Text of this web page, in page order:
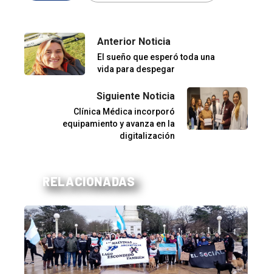
Anterior Noticia
El sueño que esperó toda una
vida para despegar
Siguiente Noticia
Clínica Médica incorporó
equipamiento y avanza en la
digitalización
RELACIONADAS